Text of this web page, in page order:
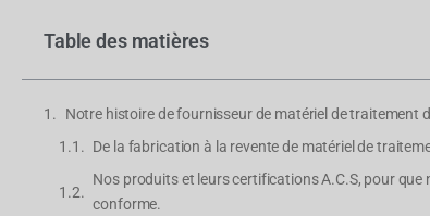
Table des matières
Notre histoire de fournisseur de matériel de traitement
De la fabrication à la revente de matériel de
Nos produits et leurs certifications A.C.S, pour
conforme.